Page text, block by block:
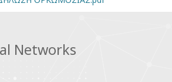
Networks